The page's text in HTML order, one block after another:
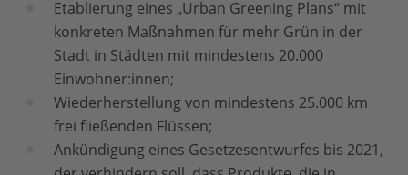
Etablierung eines „Urban Greening Plans“ mit
konkreten Maßnahmen für mehr Grün in der
Stadt in Städten mit mindestens 20.000
Einwohner:innen;
Wiederherstellung von mindestens 25.000 km
frei fließenden Flüssen;
Ankündigung eines Gesetzesentwurfes bis 2021,